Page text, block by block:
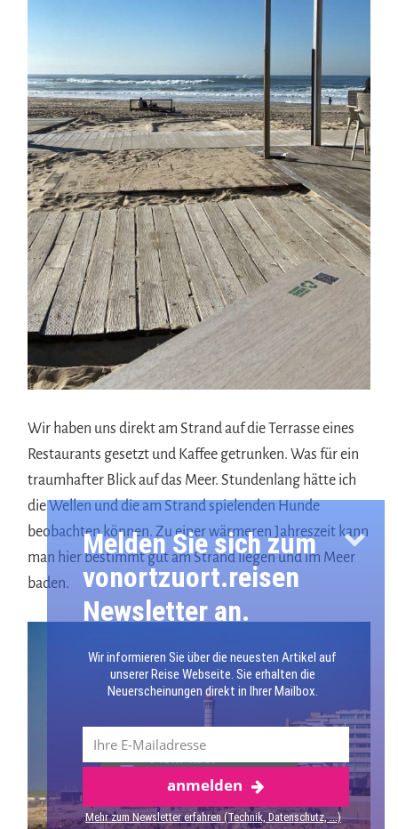
Wir haben uns direkt am Strand auf die Terrasse eines
Restaurants gesetzt und Kaffee getrunken. Was für ein
traumhafter Blick auf das Meer. Stundenlang hätte ich
die Wellen und die am Strand spielenden Hunde
beobachten können. Zu einer wärmeren Jahreszeit kann
man hier bestimmt gut am Strand liegen und im Meer
baden.
Mehr über
Matosinhos
Melden Sie sich zum
vonortzuort.reisen
Newsletter an.
Wir informieren Sie über die neuesten Artikel auf
unserer Reise Webseite. Sie erhalten die
Neuerscheinungen direkt in Ihrer Mailbox.
anmelden
Mehr zum Newsletter erfahren (Technik, Datenschutz, ...)